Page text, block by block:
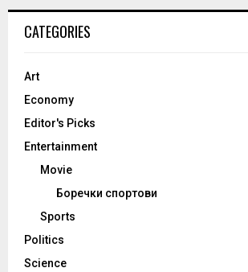
CATEGORIES
Art
Economy
Editor's Picks
Entertainment
Movie
Боречки спортови
Sports
Politics
Science